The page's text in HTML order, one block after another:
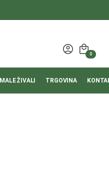
0
MALE ŽIVALI TRGOVINA